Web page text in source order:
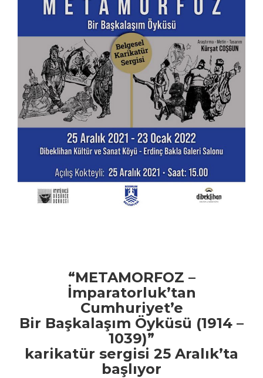
“METAMORFOZ –
İmparatorluk’tan
Cumhuriyet’e
Bir Başkalaşım Öyküsü (1914 –
1039)”
karikatür sergisi 25 Aralık’ta
başlıyor